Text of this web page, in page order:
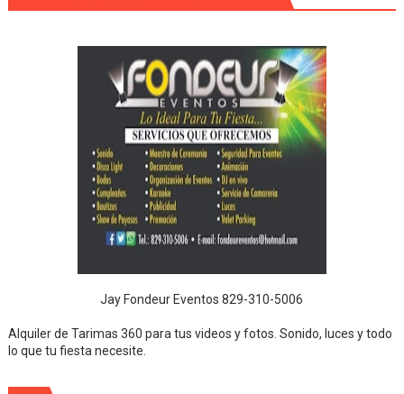
Jay Fondeur Eventos 829-310-5006
Alquiler de Tarimas 360 para tus videos y fotos. Sonido, luces y todo
lo que tu fiesta necesite.